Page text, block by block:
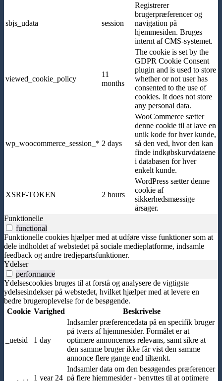
sbjs_udata session
Registrerer
brugerpræferencer og
navigation på
hjemmesiden. Bruges
internt af CMS-systemet.
viewed_cookie_policy
11
months
The cookie is set by the
GDPR Cookie Consent
plugin and is used to store
whether or not user has
consented to the use of
cookies. It does not store
any personal data.
wp_woocommerce_session_* 2 days
WooCommerce sætter
denne cookie til at lave en
unik kode for hver kunde,
så den ved, hvor den kan
finde indkøbskurvdataene
i databasen for hver
enkelt kunde.
XSRF-TOKEN 2 hours
WordPress sætter denne
cookie af
sikkerhedsmæssige
årsager.
Funktionelle
functional
Funktionelle cookies hjælper med at udføre visse funktioner som at
dele indholdet af webstedet på sociale medieplatforme, indsamle
feedback og andre tredjepartsfunktioner.
Ydelser
performance
Ydelsescookies bruges til at forstå og analysere de vigtigste
ydelsesindekser på webstedet, hvilket hjælper med at levere en
bedre brugeroplevelse for de besøgende.
Cookie Varighed Beskrivelse
_uetsid 1 day
Indsamler præferencedata på en specifik bruger
på tværs af hjemmesider. Formålet er at
optimere annoncernes relevans, samt sikre at
den samme bruger ikke får vist den samme
annonce flere gange end tiltænkt.
1 year 24
Indsamler data om den besøgendes præferencer
på flere hjemmesider - benyttes til at optimere